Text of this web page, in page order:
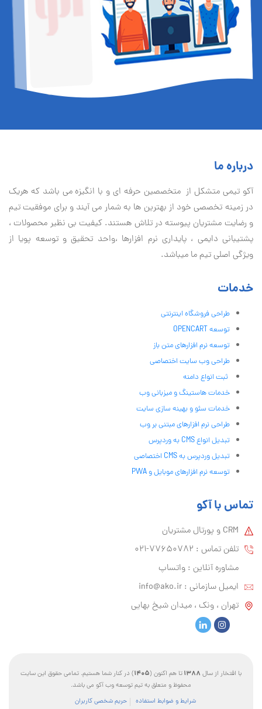
درباره ما
آكو تيمی متشکل از متخصصین حرفه ای و با انگیزه می باشد که هریک
در زمینه تخصصی خود از بهترین ها به شمار می آیند و برای موفقیت تيم
و رضایت مشتریان پیوسته در تلاش هستند. کیفیت بی نظير محصولات ،
پشتیبانی دايمی ، پایداری نرم افزارها ،واحد تحقیق و توسعه پویا از
ویژگی اصلی تیم ما میباشد.
خدمات
طراحی فروشگاه اینترنتی
توسعه OPENCART
توسعه نرم افزارهای متن باز
طراحی وب سایت اختصاصی
ثبت انواع دامنه
خدمات هاستینگ و میزبانی وب
خدمات سئو و بهینه سازی سایت
طراحی نرم افزارهای مبتنی بر وب
تبدیل انواع CMS به وردپرس
تبدیل وردپرس به CMS اختصاصی
توسعه نرم افزارهای موبایل و PWA
تماس با آکو
CRM و پورتال مشتریان
تلفن تماس :‌ 77650782-021
مشاوره آنلاین : واتساپ
ایمیل سازمانی :‌ info@ako.ir
تهران ، ونک ، میدان شیخ بهایی
با افتخار از سال 1388تا هم اکنون (1405) در کنار شما هستیم. تمامی حقوق این سایت
محفوظ و متعلق به تیم توسعه وب آکو می باشد.
شرایط و ضوابط استفاده
حریم شخصی کاربران